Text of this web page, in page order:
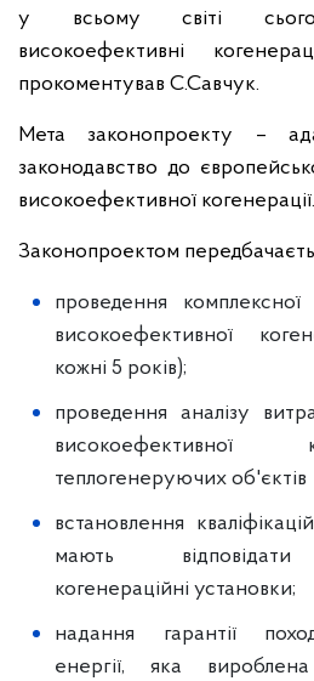
у всьому світі
високоефективні
прокоментував С.Савчук.
Мета законопроекту –
законодавство до
високоефективної когенерації.
Законопроектом
проведення комплексної
високоефективної
кожні 5 років);
проведення аналізу
високоефективної
теплогенеруючих
встановлення
мають відповідати
когенераційні установки;
надання гарантії
енергії, яка